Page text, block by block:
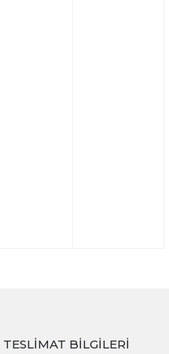
TESLIMAT BILGILERI